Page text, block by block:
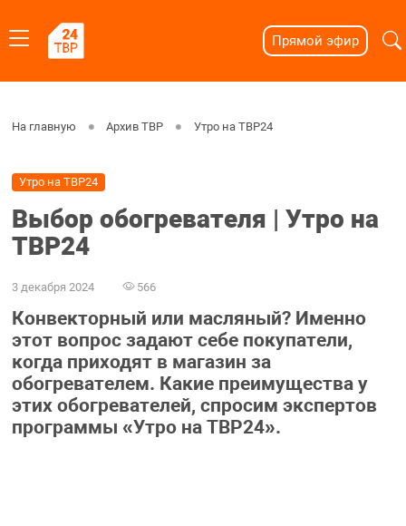
Прямой эфир
На главную Архив ТВР Утро на ТВР24
Утро на ТВР24
Выбор обогревателя | Утро на
ТВР24
3 декабря 2024 566
Конвекторный или масляный? Именно
этот вопрос задают себе покупатели,
когда приходят в магазин за
обогревателем. Какие преимущества у
этих обогревателей, спросим экспертов
программы «Утро на ТВР24».